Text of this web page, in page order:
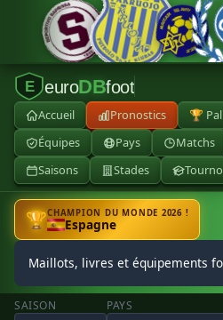
E euroDBfoot
Accueil Pronostics 🏆
Équipes
Pays Matchs
Saisons
Stades
🏆CHAMPION DU MONDE 2026 !
Espagne
Maillots, livres et équipements
SAISON PAYS